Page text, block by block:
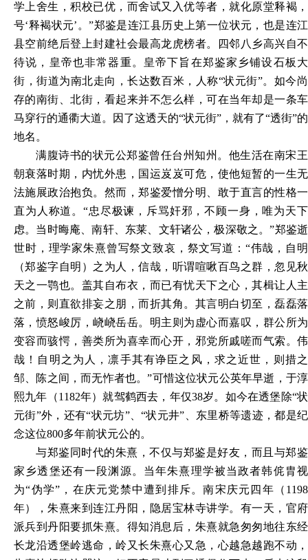
学上舍生，积校已优，而舍试又入优等者，就化原堂释褐，
号‘释褐状元’。”郑鉴是连江县历史上第一位状元，也是连江
县空前绝后登上封建社会最高龙虎榜者。四邻八乡高兴自不
待说，皇帝也非常器重。皇帝下旨在郑鉴家乡铺设石板大
街，街道为南北走向，长达数百米，人称“状元街”。如今尚
存的南街、北街，看起来并不怎么样，可在当年却是一条车
马穿行的通衢大道。因了这透天的“状元街”，就有了“透街”的
地名。
满腹诗书的状元公郑鉴曾任台州知州。他生活在南宋王
朝衰落时期，内忧外患，国运岌岌可危，使他短暂的一生无
法施展政治抱负。然而，郑鉴爱憎分明、敢于直言的性格一
直为人称道。“忠尽极谏，斥骂奸邪，不顾一身，唯为天下
虑。当时晦庵、南轩、东莱、文轩诸公，极深敬之。”郑鉴逝
世时，理学家朱熹曾写祭文致哀，祭文写道：“伟哉，自明
（郑鉴字自明）之为人，信哉，听谓喧啾百鸟之群，忽见秋
天之一鹗也。盖其自布衣，而已有忧天下之心，其楫让人主
之前，则直欲排妄之朋，而折其角。其言明白切至，磊磊落
落，愤怒峻厉，峣峣岳岳。明主则为虚心而嘉叹，群公所为
变容而骇愕，善类所为喜幸而心开，邪党所戚嗟而气索。伟
哉！自明之为人，凛手其有诤臣之风，求之近世，则措之
邹、陈之间，而无怍者也。”可惜这位状元公英年早逝，于淳
熙九年（1182年）就驾鹤西去，年仅38岁。如今在透堡除“状
元街”外，还有“状元坊”、“状元井”、东里桥等遗迹，都是纪
念这位800多年前状元公的。
与郑鉴同时代的朱熹，不仅与郑鉴是好友，而且与郑鉴
家乡透堡还有一段渊源。当年朱熹理学被当政者韩侂胄视
为“伪学”，在庆元党禁中遭到排斥。南宋庆元四年（1198
年），朱熹来到连江丹阳，隐居宝林寺讲学。有一天，官府
派兵到丹阳要抓朱熹。得知消息后，朱熹就急匆匆地往东经
长龙沿透堡岭逃命，岭又长朱熹心又急，心越急越跑不动，